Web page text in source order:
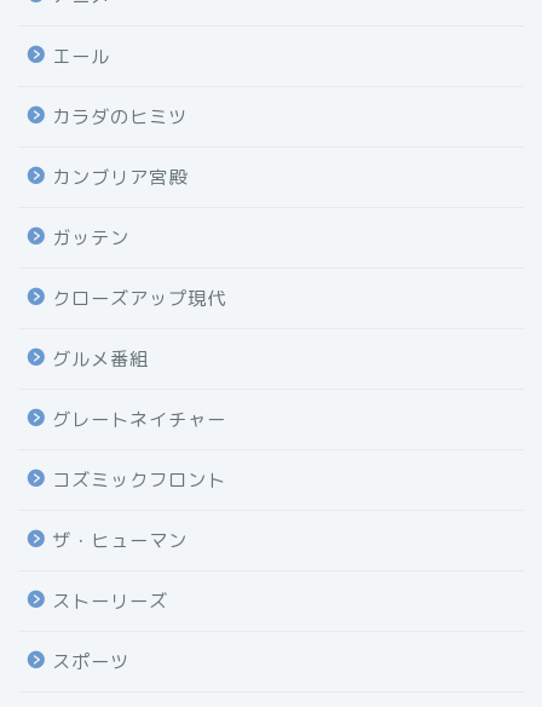
エール
カラダのヒミツ
カンブリア宮殿
ガッテン
クローズアップ現代
グルメ番組
グレートネイチャー
コズミックフロント
ザ・ヒューマン
ストーリーズ
スポーツ